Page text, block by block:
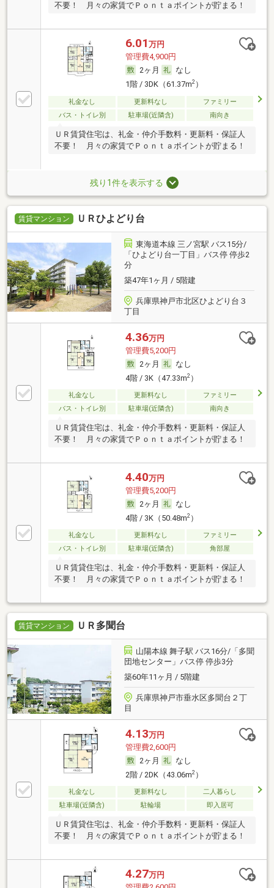
不要！ 月々の家賃でＰｏｎｔａポイントが貯まる！
6.01 万円
管理費4,900円
2ヶ月
なし
1階 / 3DK（61.37m2）
礼金なし 更新料なし
ファミリー
バス・トイレ別
駐車場(近隣含) 南向き
ＵＲ賃貸住宅は、礼金・仲介手数料・更新料・保証人
不要！ 月々の家賃でＰｏｎｔａポイントが貯まる！
残り1件を表示する
賃貸マンション ＵＲひよどり台
東海道本線 三ノ宮駅 バス15分/
「ひよどり台一丁目」バス停 停歩2
分
築47年1ヶ月 / 5階建
兵庫県神戸市北区ひよどり台３
丁目
4.36万円
管理費5,200円
2ヶ月
なし
4階 / 3K（47.33m2）
礼金なし 更新料なし
ファミリー
バス・トイレ別
駐車場(近隣含) 南向き
ＵＲ賃貸住宅は、礼金・仲介手数料・更新料・保証人
不要！ 月々の家賃でＰｏｎｔａポイントが貯まる！
4.40万円
管理費5,200円
2ヶ月
なし
4階 / 3K（50.48m2）
礼金なし 更新料なし
ファミリー
バス・トイレ別
駐車場(近隣含) 角部屋
ＵＲ賃貸住宅は、礼金・仲介手数料・更新料・保証人
不要！ 月々の家賃でＰｏｎｔａポイントが貯まる！
賃貸マンション ＵＲ多聞台
山陽本線 舞子駅 バス16分/「多聞
団地センター」バス停 停歩3分
築60年11ヶ月 / 5階建
兵庫県神戸市垂水区多聞台２丁
目
4.13万円
管理費2,600円
2ヶ月
なし
2階 / 2DK（43.06m2）
礼金なし 更新料なし
二人暮らし
駐車場(近隣含)
駐輪場 即入居可
ＵＲ賃貸住宅は、礼金・仲介手数料・更新料・保証人
不要！ 月々の家賃でＰｏｎｔａポイントが貯まる！
4.27万円